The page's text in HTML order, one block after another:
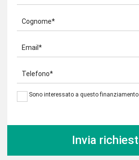
Cognome*
Email*
Telefono*
Sono interessato a questo finanziamento